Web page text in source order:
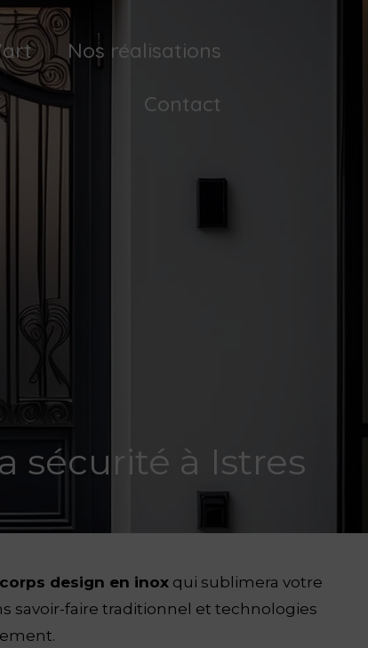
Nos réalisations
Contact
sécurité à Istres
design en inox qui sublimera votre
savoir-faire traditionnel et technologies